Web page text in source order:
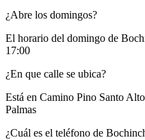
¿Abre los domingos?
El horario del domingo de
17:00
¿En que calle se ubica?
Está en Camino Pino Santo
Palmas
¿Cuál es el teléfono de